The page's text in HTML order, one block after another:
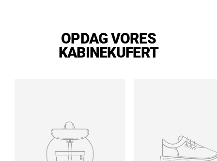
OPDAG VORES
KABINEKUFERT